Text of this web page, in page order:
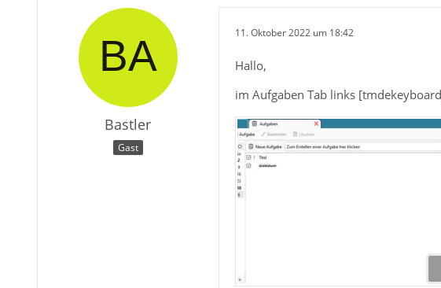
Bastler
Gast
11. Oktober 2022 um 18:42
Hallo,
im Aufgaben Tab links